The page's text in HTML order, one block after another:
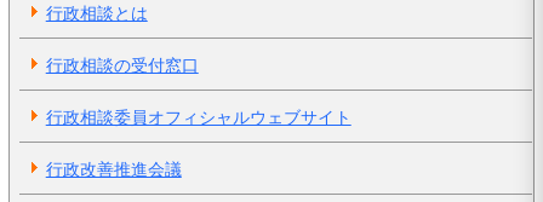
行政相談とは
行政相談の受付窓口
行政相談委員オフィシャルウェブサイト
行政改善推進会議